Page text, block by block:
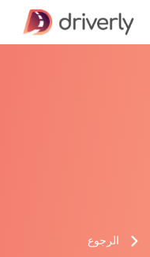
الرجوع